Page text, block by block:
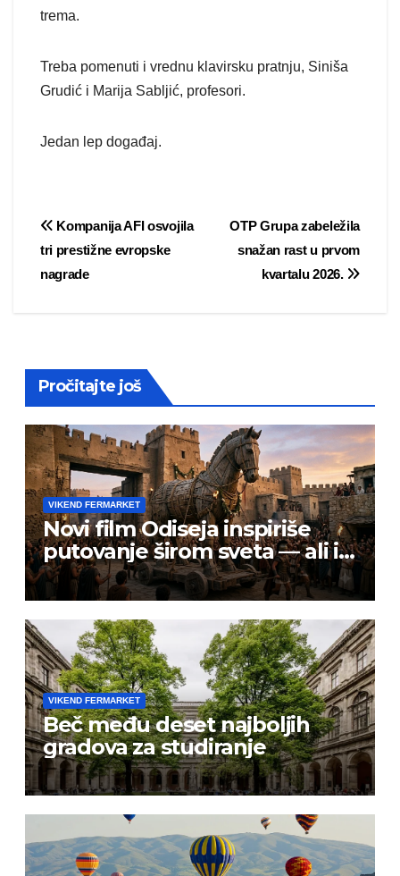
trema.
Treba pomenuti i vrednu klavirsku pratnju, Siniša
Grudić i Marija Sabljić, profesori.
Jedan lep događaj.
Post
navigation
OTP Grupa zabeležila
snažan rast u prvom
kvartalu 2026.
Kompanija AFI osvojila
tri prestižne evropske
nagrade
Pročitajte još
VIKEND FERMARKET
Novi film Odiseja inspiriše
putovanje širom sveta — ali i
prevarante
VIKEND FERMARKET
Beč među deset najboljih
gradova za studiranje